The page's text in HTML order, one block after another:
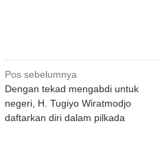
Navigasi
pos
Pos sebelumnya
Dengan tekad mengabdi untuk
negeri, H. Tugiyo Wiratmodjo
daftarkan diri dalam pilkada